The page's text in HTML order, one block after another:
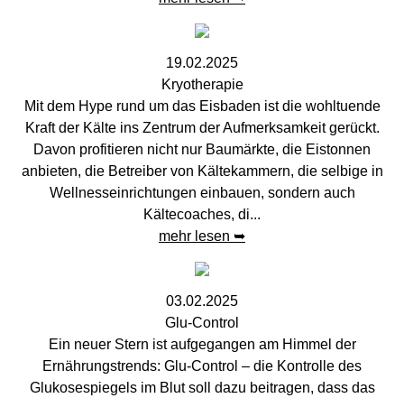
19.02.2025
Kryotherapie
Mit dem Hype rund um das Eisbaden ist die wohltuende
Kraft der Kälte ins Zentrum der Aufmerksamkeit gerückt.
Davon profitieren nicht nur Baumärkte, die Eistonnen
anbieten, die Betreiber von Kältekammern, die selbige in
Wellnesseinrichtungen einbauen, sondern auch
Kältecoaches, di...
mehr lesen ➥
03.02.2025
Glu-Control
Ein neuer Stern ist aufgegangen am Himmel der
Ernährungstrends: Glu-Control – die Kontrolle des
Glukosespiegels im Blut soll dazu beitragen, dass das